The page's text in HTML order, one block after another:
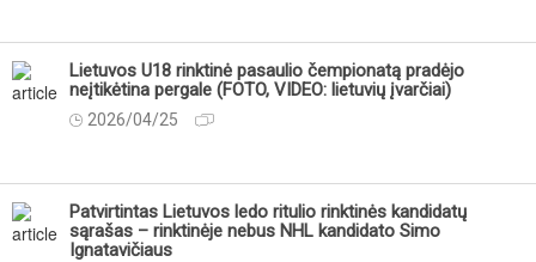
Lietuvos U18 rinktinė pasaulio čempionatą pradėjo
neįtikėtina pergale (FOTO, VIDEO: lietuvių įvarčiai)
2026/04/25
Patvirtintas Lietuvos ledo ritulio rinktinės kandidatų
sąrašas – rinktinėje nebus NHL kandidato Simo
Ignatavičiaus